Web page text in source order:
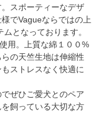
スポーティーなデザ
でVagueならではの上
となっております。
用。上質な綿１００%
の天竺生地は伸縮性
ストレスなく快適に
ぜひご愛犬とのペア
飼っている大切な方